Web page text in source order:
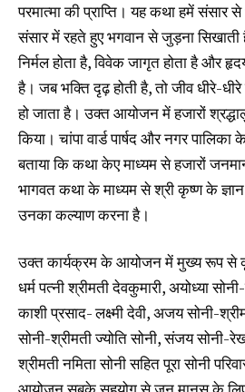
परमात्मा की प्राप्ति। यह कथा हमें संसार
संसार में रहते हुए भगवान से जुड़ना
निर्मल होता है, विवेक जागृत होता है और
है। जब भक्ति दृढ़ होती है, तो जीव धीरे-
हो जाता है। उक्त आयोजन में हजारों
किया। चांपा वार्ड पार्षद और नगर
बताया कि कथा केए माध्यम से हजारों
भागवत कथा के माध्यम से श्री कृष्ण के
उनका कल्याण करना है।
उक्त कार्यक्रम के आयोजन में मुख्य रूप से
धर्म पत्नी श्रीमती देवकुमारी, अयोध्या
काशी प्रसाद- लक्ष्मी देवी, अजय सोनी-
सोनी-श्रीमती ज्योति सोनी, संजय सोनी-
श्रीमती नमिता सोनी सहित पूरा सोनी